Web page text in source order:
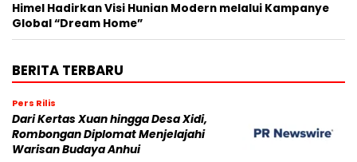
Himel Hadirkan Visi Hunian Modern melalui Kampanye
Global “Dream Home”
BERITA TERBARU
Pers Rilis
Dari Kertas Xuan hingga Desa Xidi,
Rombongan Diplomat Menjelajahi
Warisan Budaya Anhui